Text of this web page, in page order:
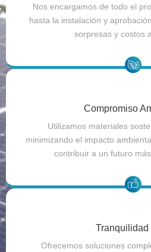
Nos encargamos de todo el
hasta la instalación y
sorpresas y costos
Compromiso
Utilizamos materiales
minimizando el impacto
contribuir a un futuro
Tranquilidad
Ofrecemos soluciones